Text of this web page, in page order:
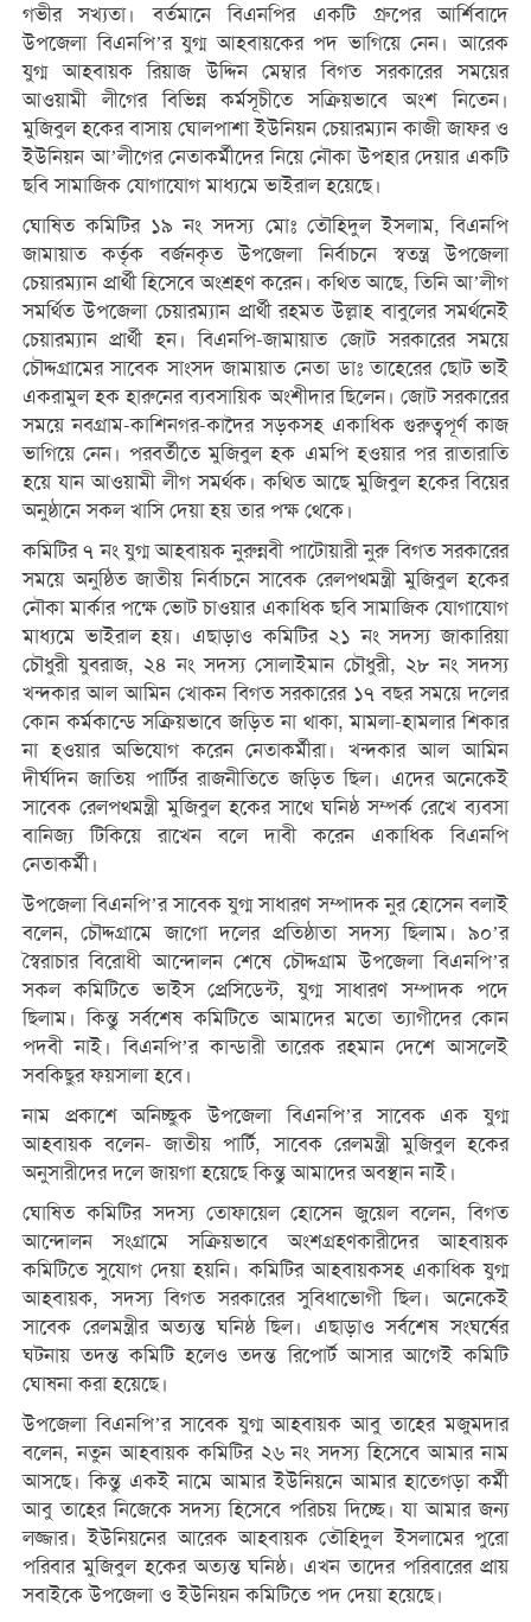
গভীর সখ্যতা। বর্তমানে বিএনপির একটি গ্রুপের আর্শিবাদে
উপজেলা বিএনপি’র যুগ্ম আহবায়কের পদ ভাগিয়ে নেন। আরেক
যুগ্ম আহবায়ক রিয়াজ উদ্দিন মেম্বার বিগত সরকারের সময়ের
আওয়ামী লীগের বিভিন্ন কর্মসূচীতে সক্রিয়ভাবে অংশ নিতেন।
মুজিবুল হকের বাসায় ঘোলপাশা ইউনিয়ন চেয়ারম্যান কাজী জাফর ও
ইউনিয়ন আ’লীগের নেতাকর্মীদের নিয়ে নৌকা উপহার দেয়ার একটি
ছবি সামাজিক যোগাযোগ মাধ্যমে ভাইরাল হয়েছে।
ঘোষিত কমিটির ১৯ নং সদস্য মোঃ তৌহিদুল ইসলাম, বিএনপি
জামায়াত কর্তৃক বর্জনকৃত উপজেলা নির্বাচনে স্বতন্ত্র উপজেলা
চেয়ারম্যান প্রার্থী হিসেবে অংশ্রহণ করেন। কথিত আছে, তিনি আ’লীগ
সমর্থিত উপজেলা চেয়ারম্যান প্রার্থী রহমত উল্লাহ বাবুলের সমর্থনেই
চেয়ারম্যান প্রার্থী হন। বিএনপি-জামায়াত জোট সরকারের সময়ে
চৌদ্দগ্রামের সাবেক সাংসদ জামায়াত নেতা ডাঃ তাহেরের ছোট ভাই
একরামুল হক হারুনের ব্যবসায়িক অংশীদার ছিলেন। জোট সরকারের
সময়ে নবগ্রাম-কাশিনগর-কাদৈর সড়কসহ একাধিক গুরুত্বপূর্ণ কাজ
ভাগিয়ে নেন। পরবর্তীতে মুজিবুল হক এমপি হওয়ার পর রাতারাতি
হয়ে যান আওয়ামী লীগ সমর্থক। কথিত আছে মুজিবুল হকের বিয়ের
অনুষ্ঠানে সকল খাসি দেয়া হয় তার পক্ষ থেকে।
কমিটির ৭ নং যুগ্ম আহবায়ক নুরুন্নবী পাটোয়ারী নুরু বিগত সরকারের
সময়ে অনুষ্ঠিত জাতীয় নির্বাচনে সাবেক রেলপথমন্ত্রী মুজিবুল হকের
নৌকা মার্কার পক্ষে ভোট চাওয়ার একাধিক ছবি সামাজিক যোগাযোগ
মাধ্যমে ভাইরাল হয়। এছাড়াও কমিটির ২১ নং সদস্য জাকারিয়া
চৌধুরী যুবরাজ, ২৪ নং সদস্য সোলাইমান চৌধুরী, ২৮ নং সদস্য
খন্দকার আল আমিন খোকন বিগত সরকারের ১৭ বছর সময়ে দলের
কোন কর্মকান্ডে সক্রিয়ভাবে জড়িত না থাকা, মামলা-হামলার শিকার
না হওয়ার অভিযোগ করেন নেতাকর্মীরা। খন্দকার আল আমিন
দীর্ঘদিন জাতিয় পার্টির রাজনীতিতে জড়িত ছিল। এদের অনেকেই
সাবেক রেলপথমন্ত্রী মুজিবুল হকের সাথে ঘনিষ্ঠ সম্পর্ক রেখে ব্যবসা
বানিজ্য টিকিয়ে রাখেন বলে দাবী করেন একাধিক বিএনপি
নেতাকর্মী।
উপজেলা বিএনপি’র সাবেক যুগ্ম সাধারণ সম্পাদক নুর হোসেন বলাই
বলেন, চৌদ্দগ্রামে জাগো দলের প্রতিষ্ঠাতা সদস্য ছিলাম। ৯০’র
স্বৈরাচার বিরোধী আন্দোলন শেষে চৌদ্দগ্রাম উপজেলা বিএনপি’র
সকল কমিটিতে ভাইস প্রেসিডেন্ট, যুগ্ম সাধারণ সম্পাদক পদে
ছিলাম। কিন্তু সর্বশেষ কমিটিতে আমাদের মতো ত্যাগীদের কোন
পদবী নাই। বিএনপি’র কান্ডারী তারেক রহমান দেশে আসলেই
সবকিছুর ফয়সালা হবে।
নাম প্রকাশে অনিচ্ছুক উপজেলা বিএনপি’র সাবেক এক যুগ্ম
আহবায়ক বলেন- জাতীয় পার্টি, সাবেক রেলমন্ত্রী মুজিবুল হকের
অনুসারীদের দলে জায়গা হয়েছে কিন্তু আমাদের অবস্থান নাই।
ঘোষিত কমিটির সদস্য তোফায়েল হোসেন জুয়েল বলেন, বিগত
আন্দোলন সংগ্রামে সক্রিয়ভাবে অংশগ্রহণকারীদের আহবায়ক
কমিটিতে সুযোগ দেয়া হয়নি। কমিটির আহবায়কসহ একাধিক যুগ্ম
আহবায়ক, সদস্য বিগত সরকারের সুবিধাভোগী ছিল। অনেকেই
সাবেক রেলমন্ত্রীর অত্যন্ত ঘনিষ্ঠ ছিল। এছাড়াও সর্বশেষ সংঘর্ষের
ঘটনায় তদন্ত কমিটি হলেও তদন্ত রিপোর্ট আসার আগেই কমিটি
ঘোষনা করা হয়েছে।
উপজেলা বিএনপি’র সাবেক যুগ্ম আহবায়ক আবু তাহের মজুমদার
বলেন, নতুন আহবায়ক কমিটির ২৬ নং সদস্য হিসেবে আমার নাম
আসছে। কিন্তু একই নামে আমার ইউনিয়নে আমার হাতেগড়া কর্মী
আবু তাহের নিজেকে সদস্য হিসেবে পরিচয় দিচ্ছে। যা আমার জন্য
লজ্জার। ইউনিয়নের আরেক আহবায়ক তৌহিদুল ইসলামের পুরো
পরিবার মুজিবুল হকের অত্যন্ত ঘনিষ্ঠ। এখন তাদের পরিবারের প্রায়
সবাইকে উপজেলা ও ইউনিয়ন কমিটিতে পদ দেয়া হয়েছে।